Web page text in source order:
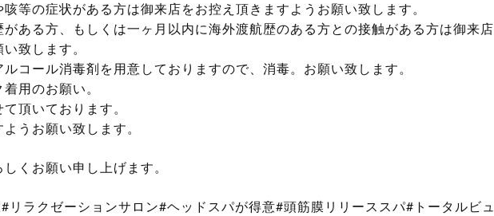
等の症状がある方は御来店をお控え頂きますようお願い致します。
ある方、もしくは一ヶ月以内に海外渡航歴のある方との接触がある方は御来店
致します。
コール消毒剤を用意しておりますので、消毒。お願い致します。
用のお願い。
頂いております。
うお願い致します。
くお願い申し上げます。
リラクゼーションサロン#ヘッドスパが得意#頭筋膜リリーススパ#トータルビュ